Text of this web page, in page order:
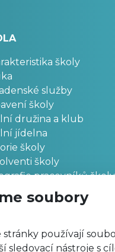
školy
služby
školy
družina a klub
jídelna
školy
školy
pracovníků školy
soubory
stránky používají
sledovací nástroje s